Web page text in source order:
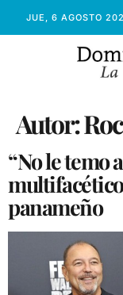
JUE, 6 AGOSTO
Autor:
“No le temo
panameño